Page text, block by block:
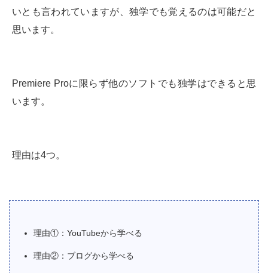
いとも言われていますが、独学でも覚えるのは可能だと
思います。
Premiere Proに限らず他のソフトでも独学はできると思
います。
理由は4つ。
理由①：YouTubeから学べる
理由②：ブログから学べる